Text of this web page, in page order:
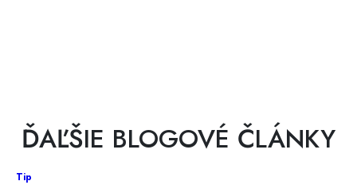
ĎAĽŠIE BLOGOVÉ ČLÁNKY
Tip